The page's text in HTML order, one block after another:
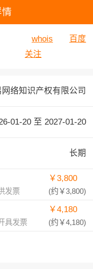
whois
百度
关注
络知识产权有限公司
01-20 至 2027-01-20
长期
发票
￥3,800
(约￥3,800)
具发票
￥4,180
(约￥4,180)